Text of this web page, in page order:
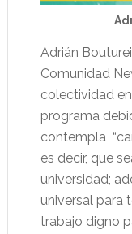
Adrián
Comunidad
colectividad
programa
contempla
es decir, que
universidad;
universal para
trabajo digno